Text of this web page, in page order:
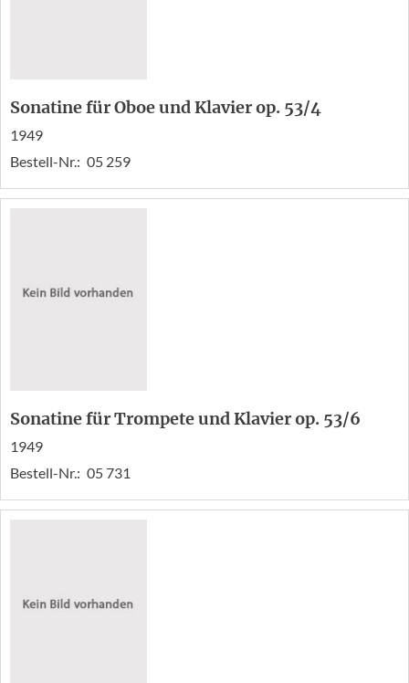
Sonatine für Oboe und Klavier op. 53/4
1949
Bestell-Nr.: 05 259
Sonatine für Trompete und Klavier op. 53/6
1949
Bestell-Nr.: 05 731